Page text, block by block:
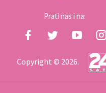
Prati nas i na:
Copyright © 2026.